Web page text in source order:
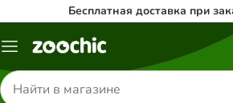
Бесплатная доставка при
Каталог
Поиск
товаров